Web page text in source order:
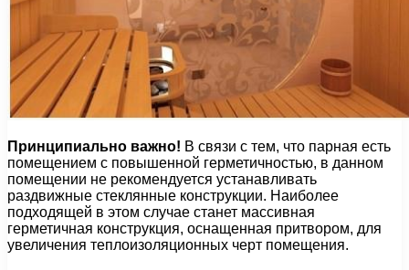
Принципиально важно! В связи с тем, что парная есть
помещением с повышенной герметичностью, в данном
помещении не рекомендуется устанавливать
раздвижные стеклянные конструкции. Наиболее
подходящей в этом случае станет массивная
герметичная конструкция, оснащенная притвором, для
увеличения теплоизоляционных черт помещения.